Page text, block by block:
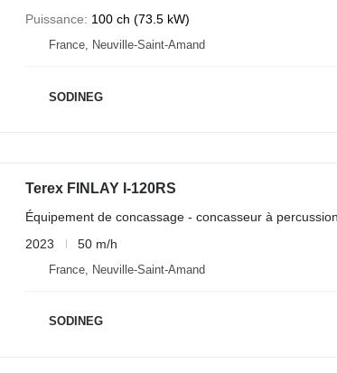
Puissance
100 ch (73.5 kW)
France, Neuville-Saint-Amand
SODINEG
Terex FINLAY I-120RS
Équipement de concassage - concasseur à
2023
50 m/h
France, Neuville-Saint-Amand
SODINEG